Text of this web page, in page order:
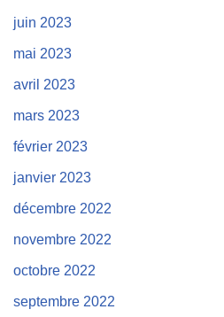
juin 2023
mai 2023
avril 2023
mars 2023
février 2023
janvier 2023
décembre 2022
novembre 2022
octobre 2022
septembre 2022